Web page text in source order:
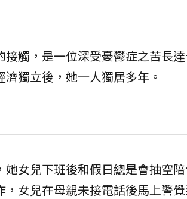
觸，是一位深受憂鬱症之苦長
獨立後，她一人獨居多年。
女兒下班後和假日總是會抽空
女兒在母親未接電話後馬上警